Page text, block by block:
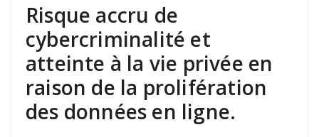
Risque accru de
cybercriminalité et
atteinte à la vie privée en
raison de la prolifération
des données en ligne.